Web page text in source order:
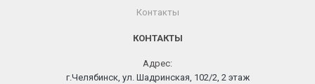
Контакты
КОНТАКТЫ
Адрес:
г.Челябинск, ул. Шадринская, 102/2, 2 этаж